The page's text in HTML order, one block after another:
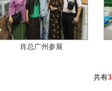
肖总广州参展
共有3